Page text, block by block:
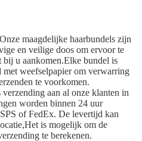
maagdelijke haarbundels zijn
en veilige doos om ervoor te
bij u aankomen.Elke bundel is
met weefselpapier om verwarring
te voorkomen.
aan al onze klanten in
worden binnen 24 uur
of FedEx. De levertijd kan
is mogelijk om de
te berekenen.